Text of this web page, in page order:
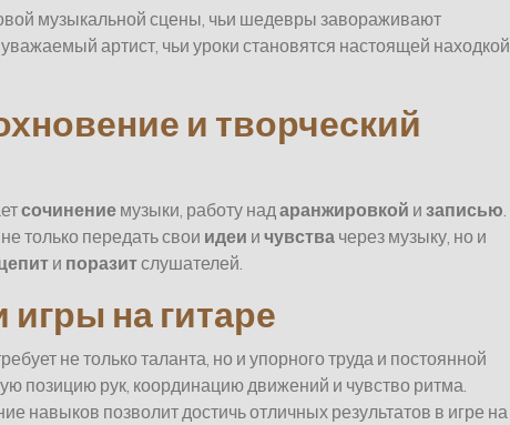
музыкальной сцены, чьи шедевры завораживают
артист, чьи уроки становятся настоящей находкой
и творческий
сочинение музыки, работу надаранжировкой и записью.
только передать свои идеи и чувства через музыку, но и
и поразитслушателей.
игры на гитаре
не только таланта, но и упорного труда и постоянной
позицию рук, координацию движений и чувство ритма.
навыков позволит достичь отличных результатов в игре на